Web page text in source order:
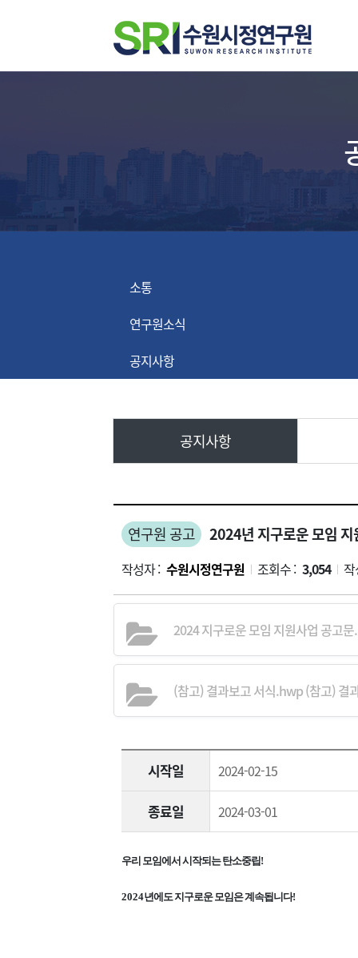
소통
연구원소식
공지사항
공지사항
연구원 공고 2024년 지구로운 모임 지
작성자 : 수원시정연구원 | 조회수 : 3,054 |
2024 지구로운 모임 지원사업 공고
(참고) 결과보고 서식.hwp (참고) 결
시작일 2024-02-15
종료일 2024-03-01
우리 모임에서 시작되는 탄소중립!
2024년에도 지구로운 모임은 계속됩니다!